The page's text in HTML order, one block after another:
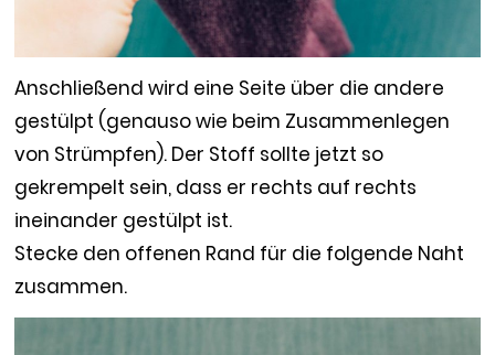
Anschließend wird eine Seite über die andere
gestülpt (genauso wie beim Zusammenlegen
von Strümpfen). Der Stoff sollte jetzt so
gekrempelt sein, dass er rechts auf rechts
ineinander gestülpt ist.
Stecke den offenen Rand für die folgende Naht
zusammen.